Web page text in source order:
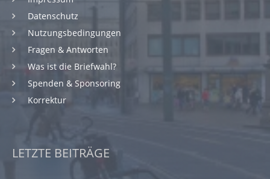
Datenschutz
Nutzungsbedingungen
Fragen & Antworten
Was ist die Briefwahl?
Spenden & Sponsoring
Korrektur
LETZTE BEITRÄGE